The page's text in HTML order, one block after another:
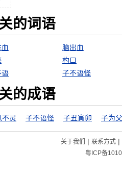
的词语
血
脑出血
杓口
语 子不语怪
的成语
不灵 子不语怪 子丑寅卯 子为
关于我们 | 联系方式|
粤ICP备